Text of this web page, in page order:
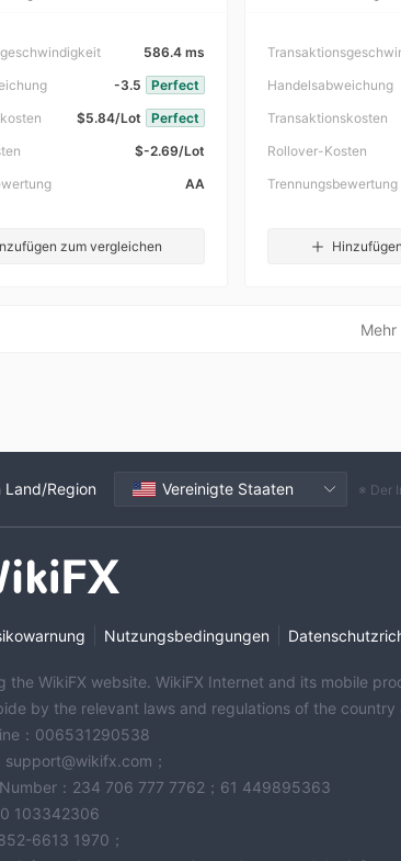
586.4 ms
-3.5
Perfect
$5.84/Lot
Perfect
$-2.69/Lot
AA
zum vergleichen
Handelsabweichung
Transaktionskosten
Rollover-Kosten
Trennungsbewertung
Mehr
Land/Region Vereinigte Staaten ※ Der
Nutzungsbedingungen
the WikiFX website. WikiFX Internet and its mobile
by the relevant laws and regulations of the
：006531290538
support@wikifx.com；
：234 706 777 7762；61 449895363
103342306
6613 1970；